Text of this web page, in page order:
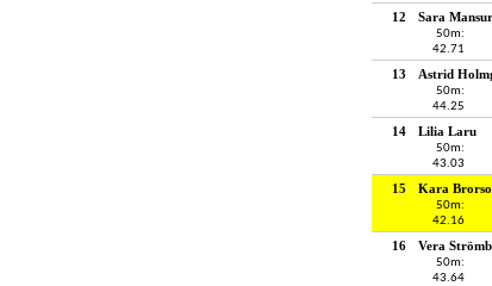
12 Sara Mansur
50m:
42.71
13 Astrid
50m:
44.25
14 Lilia Laru
50m:
43.03
15 Kara
50m:
42.16
16 Vera
50m:
43.64